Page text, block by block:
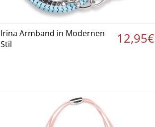
Details ansehen ›
Irina Armband in Modernen
Stil
12,95€